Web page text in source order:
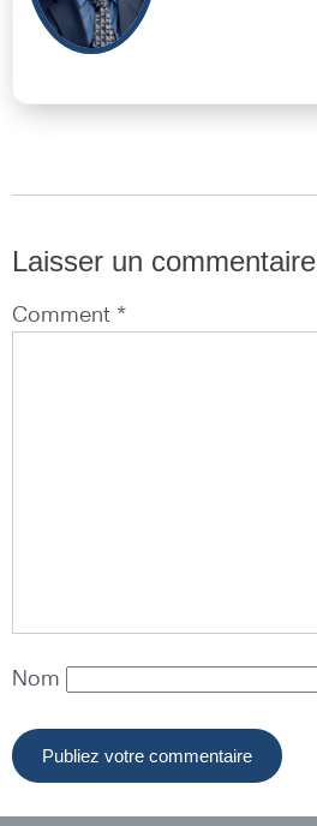
Laisser un commentaire
Comment *
Nom